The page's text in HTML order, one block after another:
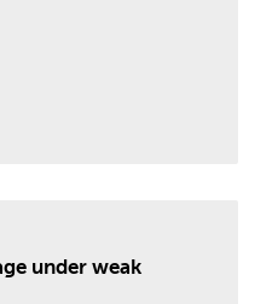
under weak